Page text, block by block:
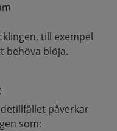
till exempel
behöva blöja.
påverkar
som: